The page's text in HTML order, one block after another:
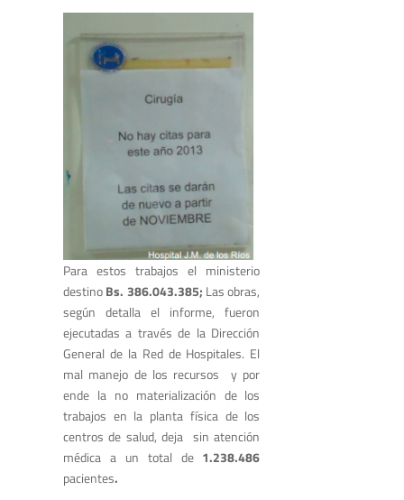
Para estos trabajos el ministerio
destinoBs. 386.043.385; Las obras,
según detalla el informe, fueron
ejecutadas a través de la Dirección
General de la Red de Hospitales. El
mal manejo de los recursos y por
ende la no materialización de los
trabajos en la planta física de los
centros de salud, deja sin atención
médica a un total de 1.238.486
pacientes.